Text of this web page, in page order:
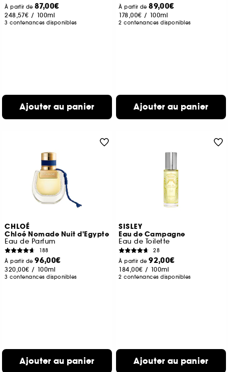
À partir de87,00€
248,57€ / 100ml
3 contenances disponibles
Ajouter au panier
À partir de89,00€
178,00€ / 100ml
2 contenances disponibles
Ajouter au panier
CHLOÉ
Chloé Nomade Nuit d'Egypte
Eau de Parfum
188
À partir de96,00€
320,00€ / 100ml
3 contenances disponibles
Ajouter au panier
SISLEY
Eau de Campagne
Eau de Toilette
28
À partir de92,00€
184,00€ / 100ml
2 contenances disponibles
Ajouter au panier